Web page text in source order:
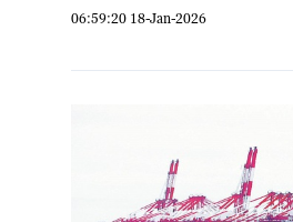
06:59:20 18-Jan-2026